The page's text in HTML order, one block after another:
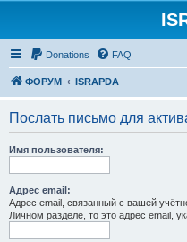
Donations FAQ
ФОРУМ ISRAPDA
Послать письмо для
Имя пользователя:
Адрес email:
Адрес email, связанный с вашей
Личном разделе, то это адрес email,